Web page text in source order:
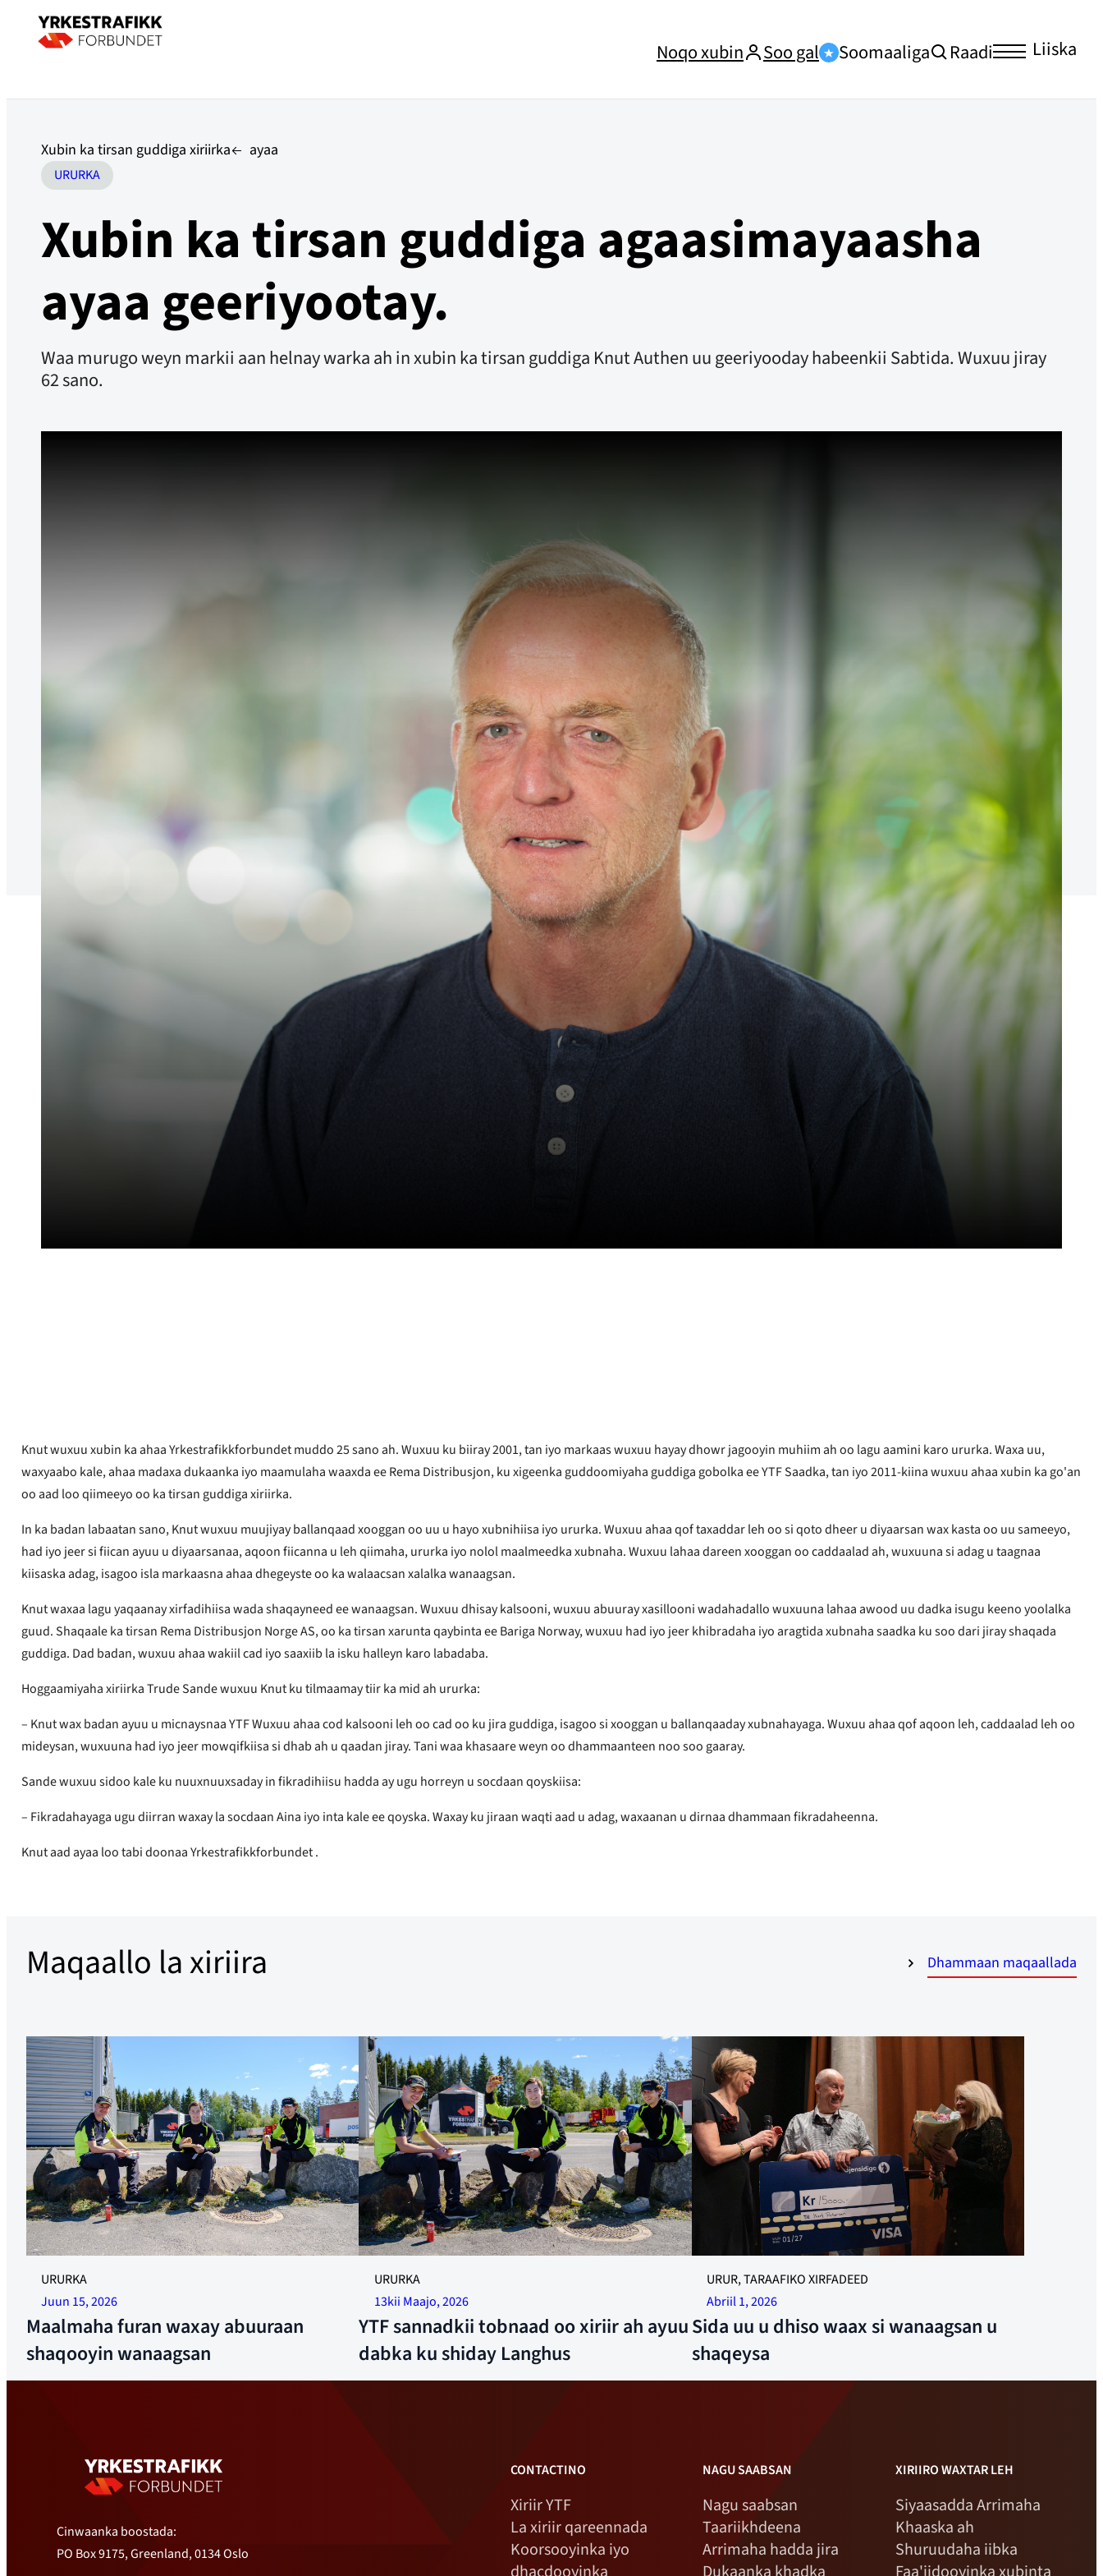
Noqo xubin Soo gal Soomaaliga Raadi Liiska
Xubin ka tirsan guddiga xiriirka ayaa
URURKA
Xubin ka tirsan guddiga agaasimayaasha
ayaa geeriyootay.
Waa murugo weyn markii aan helnay warka ah in xubin ka tirsan guddiga Knut Authen uu geeriyooday habeenkii Sabtida. Wuxuu jiray
62 sano.
Knut wuxuu xubin ka ahaa Yrkestrafikkforbundet muddo 25 sano ah. Wuxuu ku biiray 2001, tan iyo markaas wuxuu hayay dhowr jagooyin muhiim ah oo lagu aamini karo ururka. Waxa uu,
waxyaabo kale, ahaa madaxa dukaanka iyo maamulaha waaxda ee Rema Distribusjon, ku xigeenka guddoomiyaha guddiga gobolka ee YTF Saadka, tan iyo 2011-kiina wuxuu ahaa xubin ka go'an
oo aad loo qiimeeyo oo ka tirsan guddiga xiriirka.
In ka badan labaatan sano, Knut wuxuu muujiyay ballanqaad xooggan oo uu u hayo xubnihiisa iyo ururka. Wuxuu ahaa qof taxaddar leh oo si qoto dheer u diyaarsan wax kasta oo uu sameeyo,
had iyo jeer si fiican ayuu u diyaarsanaa, aqoon fiicanna u leh qiimaha, ururka iyo nolol maalmeedka xubnaha. Wuxuu lahaa dareen xooggan oo caddaalad ah, wuxuuna si adag u taagnaa
kiisaska adag, isagoo isla markaasna ahaa dhegeyste oo ka walaacsan xalalka wanaagsan.
Knut waxaa lagu yaqaanay xirfadihiisa wada shaqayneed ee wanaagsan. Wuxuu dhisay kalsooni, wuxuu abuuray xasillooni wadahadallo wuxuuna lahaa awood uu dadka isugu keeno yoolalka
guud. Shaqaale ka tirsan Rema Distribusjon Norge AS, oo ka tirsan xarunta qaybinta ee Bariga Norway, wuxuu had iyo jeer khibradaha iyo aragtida xubnaha saadka ku soo dari jiray shaqada
guddiga. Dad badan, wuxuu ahaa wakiil cad iyo saaxiib la isku halleyn karo labadaba.
Hoggaamiyaha xiriirka Trude Sande wuxuu Knut ku tilmaamay tiir ka mid ah ururka:
– Knut wax badan ayuu u micnaysnaa YTF Wuxuu ahaa cod kalsooni leh oo cad oo ku jira guddiga, isagoo si xooggan u ballanqaaday xubnahayaga. Wuxuu ahaa qof aqoon leh, caddaalad leh oo
mideysan, wuxuuna had iyo jeer mowqifkiisa si dhab ah u qaadan jiray. Tani waa khasaare weyn oo dhammaanteen noo soo gaaray.
Sande wuxuu sidoo kale ku nuuxnuuxsaday in fikradihiisu hadda ay ugu horreyn u socdaan qoyskiisa:
– Fikradahayaga ugu diirran waxay la socdaan Aina iyo inta kale ee qoyska. Waxay ku jiraan waqti aad u adag, waxaanan u dirnaa dhammaan fikradaheenna.
Knut aad ayaa loo tabi doonaa Yrkestrafikkforbundet .
Maqaallo la xiriira Dhammaan maqaallada
Jawiga ugu sarreeya marka YTF wuxuu shiil ku shiday
Langhus. Sawir: Nicklas K. Sørbel
URURKA
Juun 15, 2026
Maalmaha furan waxay abuuraan
shaqooyin wanaagsan
URURKA
13kii Maajo, 2026
YTF sannadkii tobnaad oo xiriir ah ayuu
dabka ku shiday Langhus
SHARAF, MAAMUUS IYO EEG: Kurt Pedersen waxa uu
abaalmarinta ka helay Ann Kristin Mobakk oo ka socota
Gjensidige iyo hoggaamiyaha ururka Trude Sande. Sawirka:
URUR, TARAAFIKO XIRFADEED
Abriil 1, 2026
Sida uu u dhiso waax si wanaagsan u
shaqeysa
Cinwaanka boostada:
PO Box 9175, Greenland, 0134 Oslo
CONTACTINO
Xiriir YTF
La xiriir qareennada
Koorsooyinka iyo
NAGU SAABSAN
Nagu saabsan
Taariikhdeena
Arrimaha hadda jira
XIRIIRO WAXTAR LEH
Siyaasadda Arrimaha
Khaaska ah
Shuruudaha iibka